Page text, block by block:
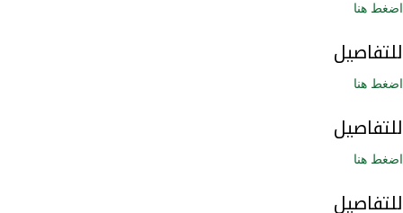
اضغط هنا
للتفاصيل
اضغط هنا
للتفاصيل
اضغط هنا
للتفاصيل